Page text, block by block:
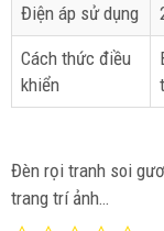
Điện áp sử dụng
Cách thức điều
khiển
Đèn rọi tranh soi
trang trí ảnh…